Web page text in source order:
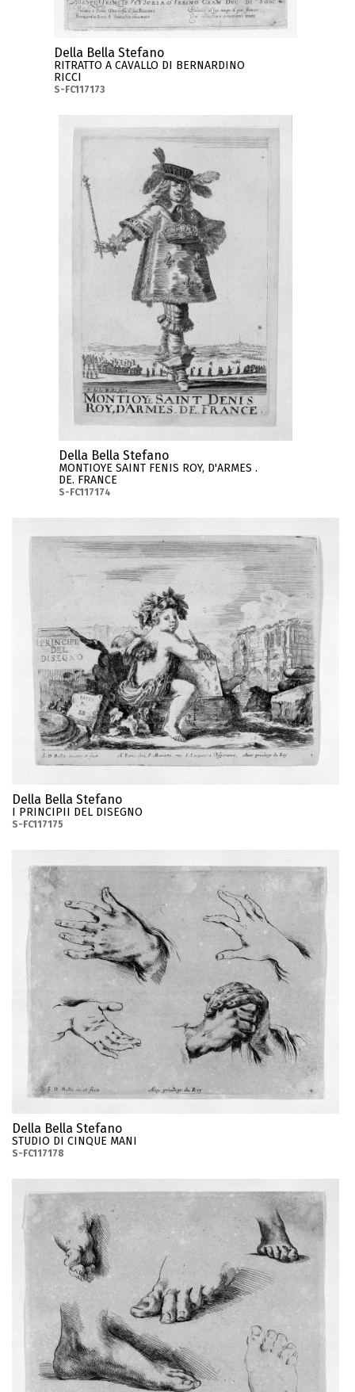
Della Bella Stefano
RITRATTO A CAVALLO DI BERNARDINO
RICCI
S-FC117173
Della Bella Stefano
MONTIOYE SAINT FENIS ROY, D'ARMES .
DE. FRANCE
S-FC117174
Della Bella Stefano
I PRINCIPII DEL DISEGNO
S-FC117175
Della Bella Stefano
STUDIO DI CINQUE MANI
S-FC117178